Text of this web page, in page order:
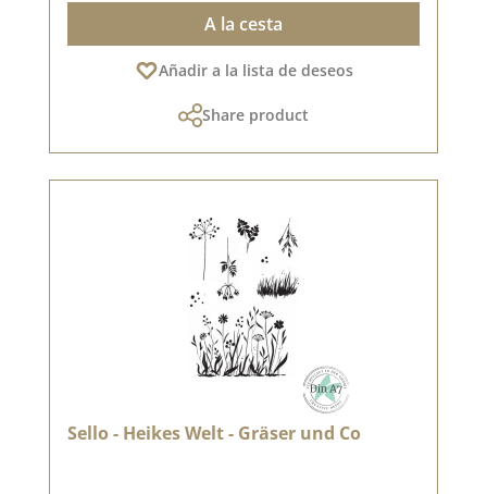
A la cesta
Añadir a la lista de deseos
Share product
Sello - Heikes Welt - Gräser und Co